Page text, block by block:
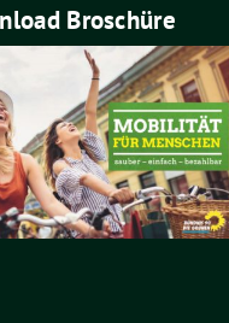
Broschüre